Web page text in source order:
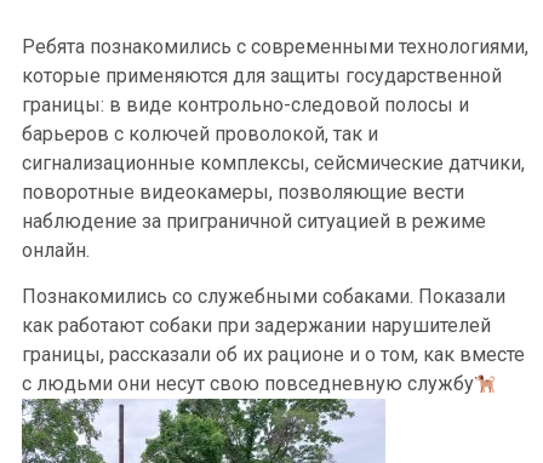
Ребята познакомились с современными технологиями,
которые применяются для защиты государственной
границы: в виде контрольно-следовой полосы и
барьеров с колючей проволокой, так и
сигнализационные комплексы, сейсмические датчики,
поворотные видеокамеры, позволяющие вести
наблюдение за приграничной ситуацией в режиме
онлайн.
Познакомились со служебными собаками. Показали
как работают собаки при задержании нарушителей
границы, рассказали об их рационе и о том, как вместе
с людьми они несут свою повседневную службу